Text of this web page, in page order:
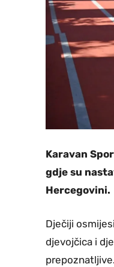
Karavan
gdje su
Hercegovini.
Dječiji
djevojčica i